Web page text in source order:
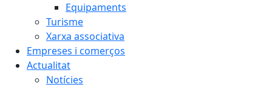
Equipaments
Turisme
Xarxa associativa
Empreses i comerços
Actualitat
Notícies